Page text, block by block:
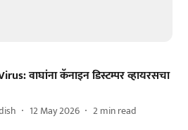
वाघांना कॅनाइन डिस्टम्पर व्हायरसचा
12 May 2026 2min read